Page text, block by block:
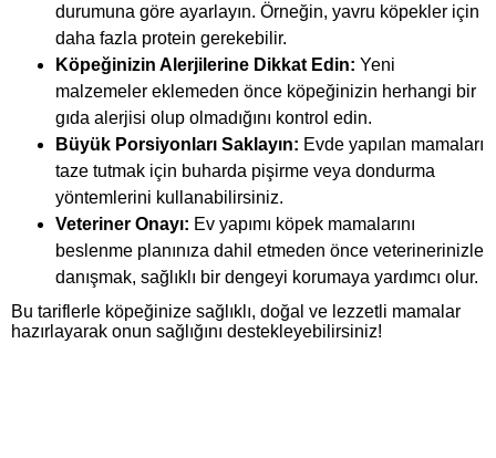
durumuna göre ayarlayın. Örneğin, yavru köpekler için
daha fazla protein gerekebilir.
Köpeğinizin Alerjilerine Dikkat Edin: Yeni
malzemeler eklemeden önce köpeğinizin herhangi bir
gıda alerjisi olup olmadığını kontrol edin.
Büyük Porsiyonları Saklayın: Evde yapılan mamaları
taze tutmak için buharda pişirme veya dondurma
yöntemlerini kullanabilirsiniz.
Veteriner Onayı: Ev yapımı köpek mamalarını
beslenme planınıza dahil etmeden önce veterinerinizle
danışmak, sağlıklı bir dengeyi korumaya yardımcı olur.
Bu tariflerle köpeğinize sağlıklı, doğal ve lezzetli mamalar
hazırlayarak onun sağlığını destekleyebilirsiniz!